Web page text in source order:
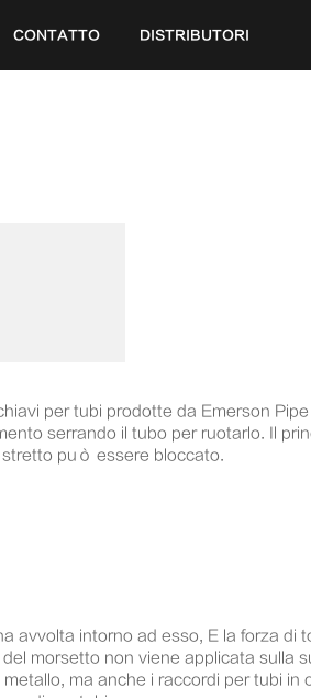
CONTATTO DISTRIBUTORI
per tubi prodotte da Emerson
serrando il tubo per ruotarlo. Il
stretto può essere bloccato.
avvolta intorno ad esso, E la forza di
morsetto non viene applicata sulla
ma anche i raccordi per tubi in